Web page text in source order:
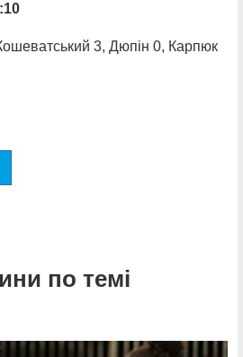
3, Дюпін 0, Карпюк
по темі